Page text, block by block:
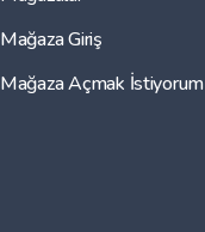
Mağaza Giriş
Mağaza Açmak İstiyorum